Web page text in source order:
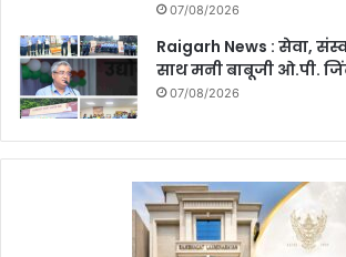
07/08/2026
Raigarh News : सेवा,
साथ मनी बाबूजी ओ.पी.
07/08/2026